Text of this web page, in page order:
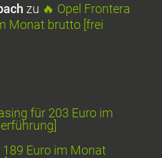
zu 🔥 Opel Frontera
Monat brutto [frei
für 203 Euro im
Euro im Monat